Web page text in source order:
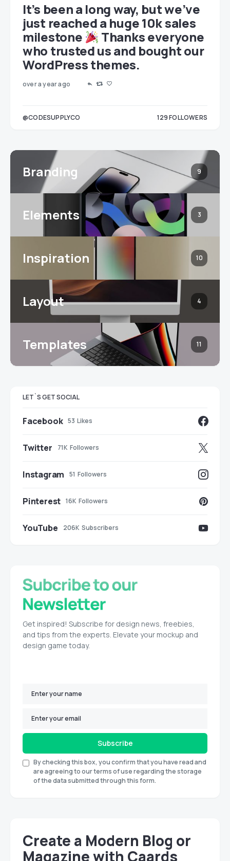
It’s been a long way, but we’ve
just reached a huge 10k sales
milestone
Thanks everyone
who trusted us and bought our
WordPress themes.
over a year ago
@CODESUPPLYCO 129FOLLOWERS
Branding 9
Elements 3
Inspiration 10
Layout 4
Templates 11
LET`S GET SOCIAL
Facebook 53 Likes
Twitter 71K Followers
Instagram 51 Followers
Pinterest 16K Followers
YouTube 206K Subscribers
Get inspired! Subscribe for design news, freebies,
and tips from the experts. Elevate your mockup and
design game today.
Subscribe
By checking this box, you confirm that you have read and
are agreeing to our terms of use regarding the storage
of the data submitted through this form.
Create a Modern Blog or
Magazine with Caards